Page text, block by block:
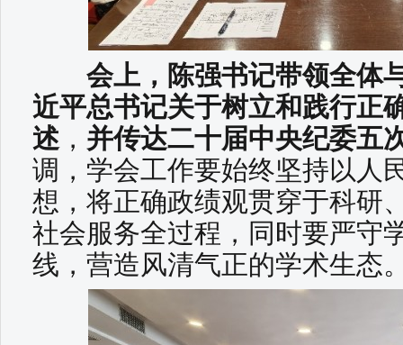
会上，陈强书记带领全体
近平总书记关于树立和践行正
述 ， 并传达二十届中央纪委五
调，学会工作要始终坚持以人
想，将正确政绩观贯穿于科研
社会服务全过程，同时要严守
线，营造风清气正的学术生态